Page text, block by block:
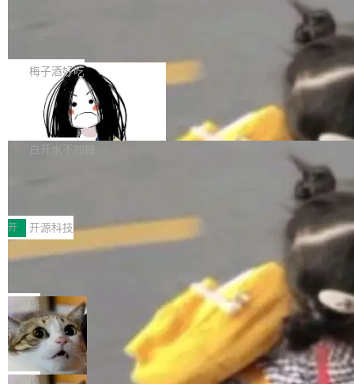
提交的编辑请求也长期处于待处理状态。 Groki
pedia 于去年底上线，定位为由人工智能生成内
容的百科平台，被马斯克视为传统众包百科网站
维基百科的替代方案。Lawfare 调查发现，无论
热门页面还是低关注度页面，均未出现近期更
是这样的：配 MessageSource 的 Bean、写 R
eloadableResourceBundleMessageSource、
声明 LocaleResolver、注册 LocaleChangeInt
erceptor…五六步之后才能看到第一行翻译文
本。 Solon 换了个方式。整个 i18n 模块围绕三
梅子酒好吃
Apache Doris 4.1 全面增强 Iceberg：
支持 UPDATE、MERGE INTO 与 Iceb
erg V3
Apache Doris 4.1 要补齐的，正是缺失的那一
半。在已有查询能力的基础上，Doris 进一步支
常维护操作，并完整支持 Iceberg V3 格式。
白开水不加糖
村国家自主创新示范区会议中心开幕。本届大会
由中关村智联软件服务业质量创新联盟主办，以
“智构可信·质创未来——AI原生时代的质量新范
式”为主题，直面AI从实验室走向规模化产业落地
的核心质量命题。会上，《2026智能研发生产力
工具选型手册》发布，Testin云测的Testin XAge
nt智能测试系统入选AI测试领域代表产品。对CI
O而言，这提示了一个转变：AI测试正在从效率
工具升级为企业的质量基础设施。 CIO面对的新
开 开源科技
让非法状态不可表示：一篇关于 ADT
有一种东西，一旦用过就回不去了。Alex Fedos
eev 管它叫"软件设计的基石"。 他说的东西不新
鲜——代数数据类型（ADT），尤其是和类型
（sum type）。但他说清楚了一件事：这不是类
型系统的学术体操，是日常编码的思维方式。 文
章从一个简单的例子切入。一个网站的深色主题
局
Cloudflare 开源内部企业 AI 平台 Clou
dflare OS
Cloudflare 发布了一个开源项目 Cloudflare O
S。如果你只看官方博客，你会觉得这是又一